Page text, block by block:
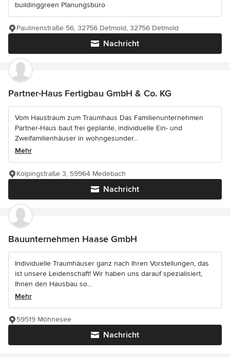
buildinggreen Planungsbüro
Nachricht
Paulinenstraße 56, 32756 Detmold, 32756 Detmold
Partner-Haus Fertigbau GmbH & Co. KG
Vom Haustraum zum Traumhaus Das Familienunternehmen
Partner-Haus baut frei geplante, individuelle Ein- und
Zweifamilienhäuser in wohngesunder...
Mehr
Nachricht
Kolpingstraße 3, 59964 Medebach
Bauunternehmen Haase GmbH
Individuelle Traumhäuser ganz nach Ihren Vorstellungen, das
ist unsere Leidenschaft! Wir haben uns darauf spezialisiert,
Ihnen den Hausbau so...
Mehr
Nachricht
59519 Möhnesee